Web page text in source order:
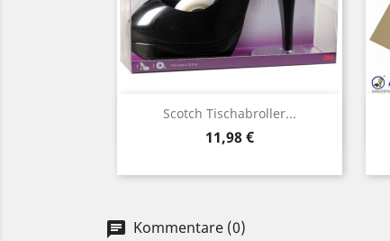
Scotch Tischabroller...
Preis
11,98 €
 Vorschau
chat Kommentare (0)